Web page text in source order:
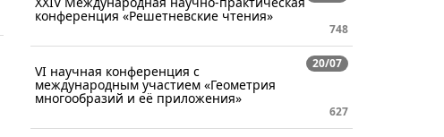
конференция «Решетневские чтения»
748
20/07
VI научная конференция с
международным участием «Геометрия
многообразий и её приложения»
627